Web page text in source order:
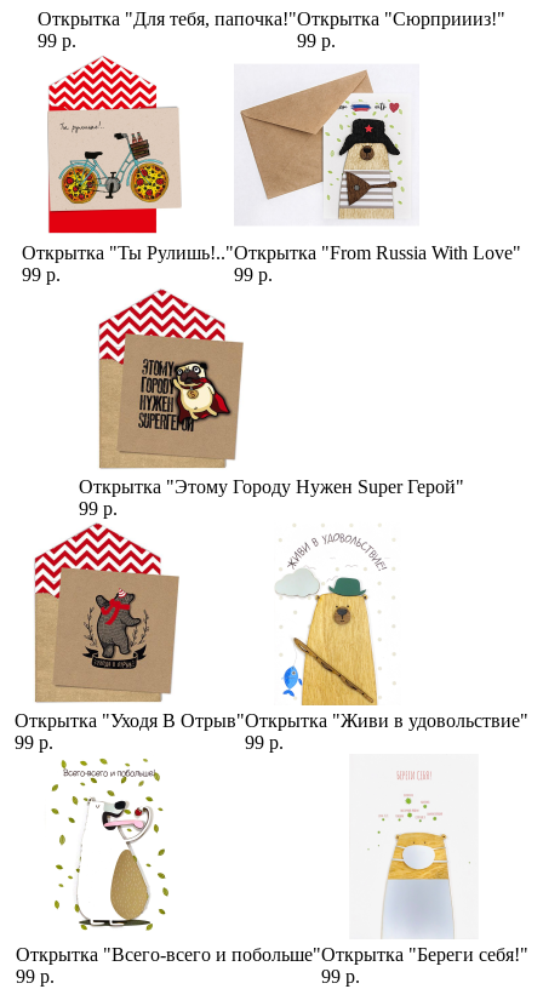
Открытка "Для тебя, папочка!"
99 р.
Открытка "Сюрприииз!"
99 р.
Открытка "Ты Рулишь!.."
99 р.
Открытка "From Russia With Love"
99 р.
Открытка "Этому Городу Нужен Super Герой"
99 р.
Открытка "Уходя В Отрыв"
99 р.
Открытка "Живи в удовольствие"
99 р.
Открытка "Всего-всего и побольше"
99 р.
Открытка "Береги себя!"
99 р.